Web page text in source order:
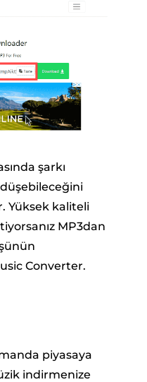
şarkı
Yüksek kaliteli
MP3dan
Converter.
piyasaya
indirmenize